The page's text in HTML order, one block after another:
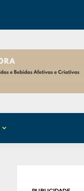
de Inverno nas Serras